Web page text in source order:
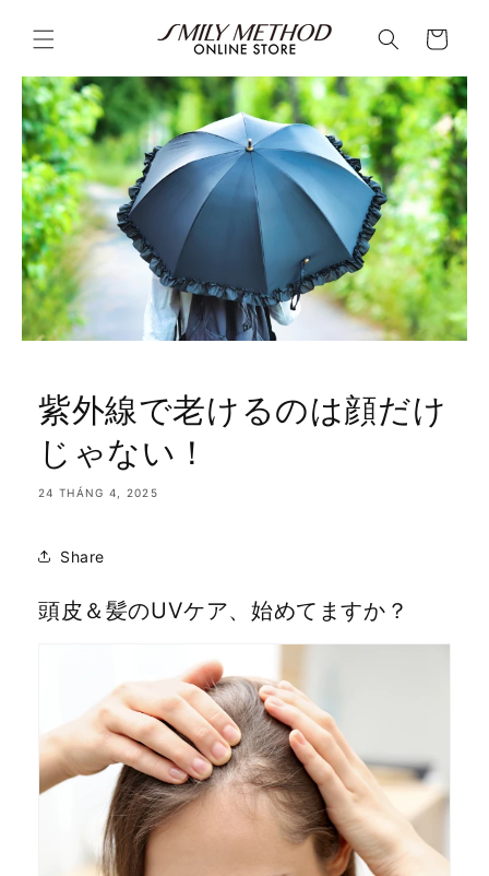
dung
hàng
紫外線で老けるのは顔だけ
じゃない！
24 THÁNG 4, 2025
Share
頭皮＆髪のUVケア、始めてますか？